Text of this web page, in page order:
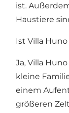
ist.
Haustiere
Ist Villa
Ja, Villa
kleine
einem
größeren